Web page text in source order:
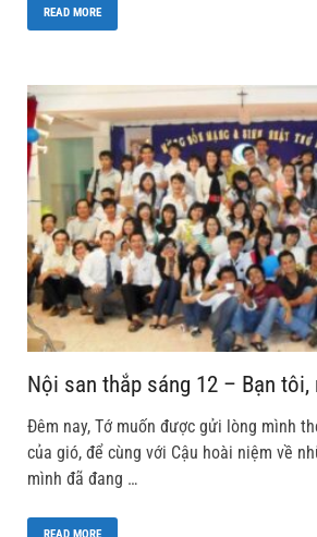
READ MORE
Nội san thắp sáng 12 – Bạn tôi,
Đêm nay, Tớ muốn được gửi lòng mình
của gió, để cùng với Cậu hoài niệm về
mình đã đang …